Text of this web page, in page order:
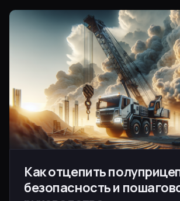
Как отцепить
безопасность и